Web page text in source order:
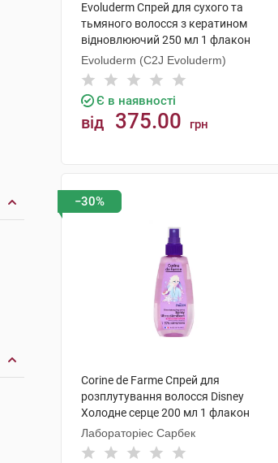
Evoluderm Спрей для сухого та
тьмяного волосся з кератином
відновлюючий 250 мл 1 флакон
Evoluderm (C2J Evoluderm)
Є в наявності
від 375.00 грн
−30%
Corine de Farme Спрей для
розплутування волосся Disney
Холодне серце 200 мл 1 флакон
Лабораторіес Сарбек